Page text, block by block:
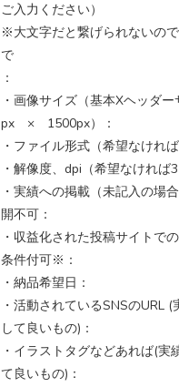
ご入力ください）
※大文字だと繋げられないの
で
：
・画像サイズ（基本Xヘッダ
px × 1500px）：
・ファイル形式（希望なければ
・解像度、dpi（希望なければ
・実績への掲載（未記入の場
開不可：
・収益化された投稿サイトで
条件付可※：
・納品希望日：
・活動されているSNSのURL
して良いもの)：
・イラストタグなどあれば(実
て良いもの)：